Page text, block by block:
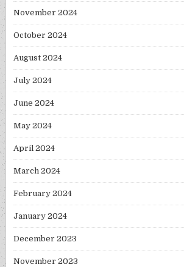
November 2024
October 2024
August 2024
July 2024
June 2024
May 2024
April 2024
March 2024
February 2024
January 2024
December 2023
November 2023